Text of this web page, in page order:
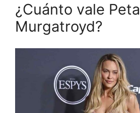
¿Cuánto vale Peta
Murgatroyd?